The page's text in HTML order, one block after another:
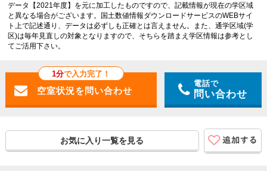
データ【2021年度】を元に加工したものですので、記載情報が現在の学区域
と異なる場合がございます。国土数値情報ダウンロードサービスのWEBサイ
ト上で記述通り、データは必ずしも正確とは言えません。また、通学区域(学
区)は毎年見直しの対象となりますので、そちらを踏まえ学区情報は参考とし
てご活用下さい。
1分で入力完了！
電話で
問い合わせ
お気に入り一覧を見る